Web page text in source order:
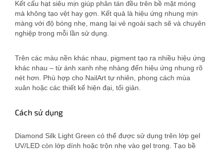
Kết cấu hạt siêu mịn giúp phân tán đều trên bề mặt móng
mà không tạo vệt hay gợn. Kết quả là hiệu ứng nhung mịn
màng với độ bóng nhẹ, mang lại vẻ ngoài sạch sẽ và chuyên
nghiệp trong mỗi lần sử dụng.
Trên các màu nền khác nhau, pigment tạo ra nhiều hiệu ứng
khác nhau – từ ánh xanh nhẹ nhàng đến hiệu ứng nhung rõ
nét hơn. Phù hợp cho NailArt tự nhiên, phong cách mùa
xuân hoặc các thiết kế hiện đại, tối giản.
Cách sử dụng
Diamond Silk Light Green có thể được sử dụng trên lớp gel
UV/LED còn lớp dính hoặc trộn nhẹ vào gel trong. Tạo bề